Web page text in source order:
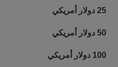
25 دولار أمريكي
50 دولار أمريكي
100 دولار أمريكي